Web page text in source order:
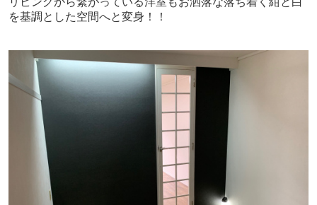
を基調とした空間へと変身！！